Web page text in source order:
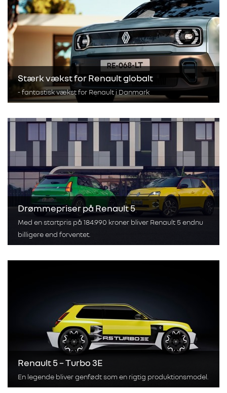
Stærk vækst for Renault globalt
- fantastisk vækst for Renault i Danmark
Drømmepriser på Renault 5
Med en startpris på 184.990 kroner bliver Renault 5 endnu
billigere end forventet.
Renault 5 – Turbo 3E
En legende bliver genfødt som en rigtig produktionsmodel.